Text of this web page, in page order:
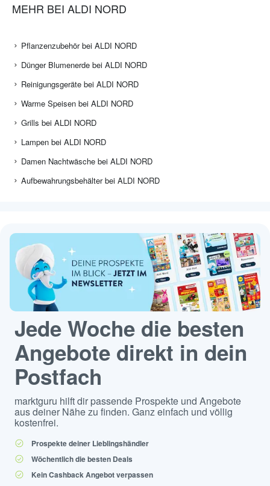
MEHR BEI ALDI NORD
Pflanzenzubehör bei ALDI NORD
Dünger Blumenerde bei ALDI NORD
Reinigungsgeräte bei ALDI NORD
Warme Speisen bei ALDI NORD
Grills bei ALDI NORD
Lampen bei ALDI NORD
Damen Nachtwäsche bei ALDI NORD
Aufbewahrungsbehälter bei ALDI NORD
Jede Woche die besten
Angebote direkt in dein
Postfach
marktguru hilft dir passende Prospekte und Angebote
aus deiner Nähe zu finden. Ganz einfach und völlig
kostenfrei.
Prospekte deiner Lieblingshändler
Wöchentlich die besten Deals
Kein Cashback Angebot verpassen